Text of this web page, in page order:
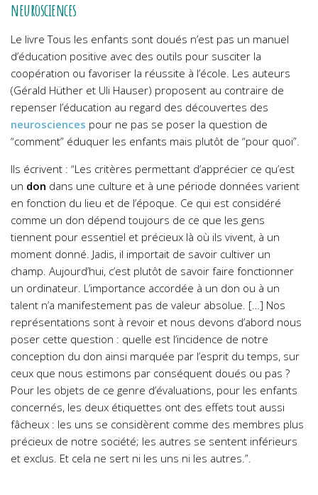
neurosciences
Le livre Tous les enfants sont doués n’est pas un manuel
d’éducation positive avec des outils pour susciter la
coopération ou favoriser la réussite à l’école. Les auteurs
(Gérald Hüther et Uli Hauser) proposent au contraire de
repenser l’éducation au regard des découvertes des
neurosciences pour ne pas se poser la question de
“comment” éduquer les enfants mais plutôt de “pour quoi”.
Ils écrivent : “Les critères permettant d’apprécier ce qu’est
un don dans une culture et à une période données varient
en fonction du lieu et de l’époque. Ce qui est considéré
comme un don dépend toujours de ce que les gens
tiennent pour essentiel et précieux là où ils vivent, à un
moment donné. Jadis, il importait de savoir cultiver un
champ. Aujourd’hui, c’est plutôt de savoir faire fonctionner
un ordinateur. L’importance accordée à un don ou à un
talent n’a manifestement pas de valeur absolue. […] Nos
représentations sont à revoir et nous devons d’abord nous
poser cette question : quelle est l’incidence de notre
conception du don ainsi marquée par l’esprit du temps, sur
ceux que nous estimons par conséquent doués ou pas ?
Pour les objets de ce genre d’évaluations, pour les enfants
concernés, les deux étiquettes ont des effets tout aussi
fâcheux : les uns se considèrent comme des membres plus
précieux de notre société; les autres se sentent inférieurs
et exclus. Et cela ne sert ni les uns ni les autres.”.